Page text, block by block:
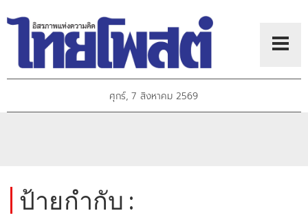
ศุกร์, 7 สิงหาคม 2569
ป้ายกำกับ :